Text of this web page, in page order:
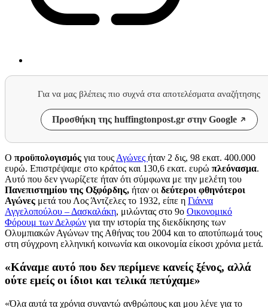
Για να μας βλέπεις πιο συχνά στα αποτελέσματα αναζήτησης
Προσθήκη της huffingtonpost.gr στην Google
Ο προϋπολογισμός για τους Αγώνες ήταν 2 δις, 98 εκατ. 400.000
ευρώ. Επιστρέψαμε στο κράτος και 130,6 εκατ. ευρώ πλεόνασμα.
Αυτό που δεν γνωρίζετε ήταν ότι σύμφωνα με την μελέτη του
Πανεπιστημίου της Οξφόρδης, ήταν οι δεύτεροι φθηνότεροι
Αγώνες μετά του Λος Άντζελες το 1932, είπε η Γιάννα
Αγγελοπούλου – Δασκαλάκη, μιλώντας στο 9o Οικονομικό
Φόρουμ των Δελφών για την ιστορία της διεκδίκησης των
Ολυμπιακών Αγώνων της Αθήνας του 2004 και το αποτύπωμά τους
στη σύγχρονη ελληνική κοινωνία και οικονομία είκοσι χρόνια μετά.
«Κάναμε αυτό που δεν περίμενε κανείς ξένος, αλλά
ούτε εμείς οι ίδιοι και τελικά πετύχαμε»
«Όλα αυτά τα χρόνια συναντώ ανθρώπους και μου λένε για το